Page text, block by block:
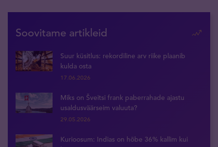
Soovitame artikleid
Suur küsitlus: rekordiline arv riike plaanib
kulda osta
17.06.2026
Miks on Šveitsi frank paberrahade ajastu
usaldusväärseim valuuta?
29.05.2026
Kurioosum: Indias on hõbe 36% kallim kui